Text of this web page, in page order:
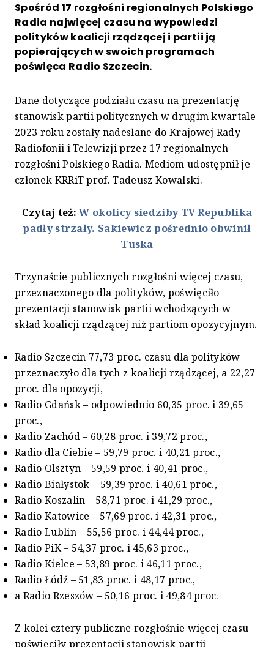
Spośród 17 rozgłośni regionalnych Polskiego
Radia najwięcej czasu na wypowiedzi
polityków koalicji rządzącej i partii ją
popierających w swoich programach
poświęca Radio Szczecin.
Dane dotyczące podziału czasu na prezentację
stanowisk partii politycznych w drugim kwartale
2023 roku zostały nadesłane do Krajowej Rady
Radiofonii i Telewizji przez 17 regionalnych
rozgłośni Polskiego Radia. Mediom udostępnił je
członek KRRiT prof. Tadeusz Kowalski.
Czytaj też:W okolicy siedziby TV Republika
padły strzały. Sakiewicz pośrednio obwinił
Tuska
Trzynaście publicznych rozgłośni więcej czasu,
przeznaczonego dla polityków, poświęciło
prezentacji stanowisk partii wchodzących w
skład koalicji rządzącej niż partiom opozycyjnym.
Radio Szczecin 77,73 proc. czasu dla polityków
przeznaczyło dla tych z koalicji rządzącej, a 22,27
proc. dla opozycji,
Radio Gdańsk – odpowiednio 60,35 proc. i 39,65
proc.,
Radio Zachód – 60,28 proc. i 39,72 proc.,
Radio dla Ciebie – 59,79 proc. i 40,21 proc.,
Radio Olsztyn – 59,59 proc. i 40,41 proc.,
Radio Białystok – 59,39 proc. i 40,61 proc.,
Radio Koszalin – 58,71 proc. i 41,29 proc.,
Radio Katowice – 57,69 proc. i 42,31 proc.,
Radio Lublin – 55,56 proc. i 44,44 proc.,
Radio PiK – 54,37 proc. i 45,63 proc.,
Radio Kielce – 53,89 proc. i 46,11 proc.,
Radio Łódź – 51,83 proc. i 48,17 proc.,
a Radio Rzeszów – 50,16 proc. i 49,84 proc.
Z kolei cztery publiczne rozgłośnie więcej czasu
poświęciły prezentacji stanowisk partii